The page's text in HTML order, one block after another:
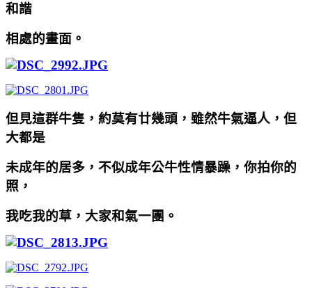
和諧
相處的畫面。
但見這群牛隻，約莫有廿幾頭，雖然牛氣逼人，但
大都是
未成年的居多，不似成年公牛性情暴躁，你拍你的
照，
我吃我的草，大家和氣一團。